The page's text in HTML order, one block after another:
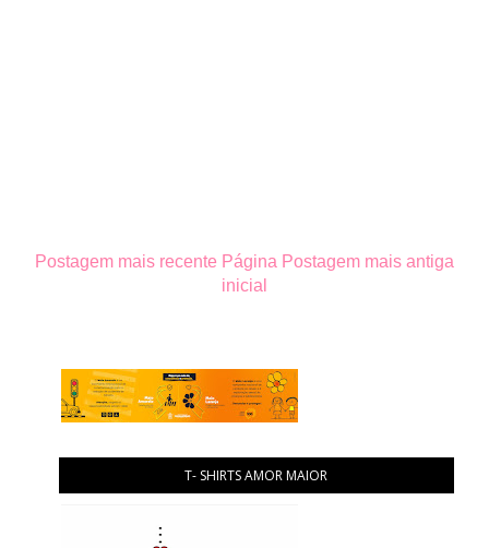
Postagem mais recente Postagem mais antiga
Página
inicial
T- SHIRTS AMOR MAIOR